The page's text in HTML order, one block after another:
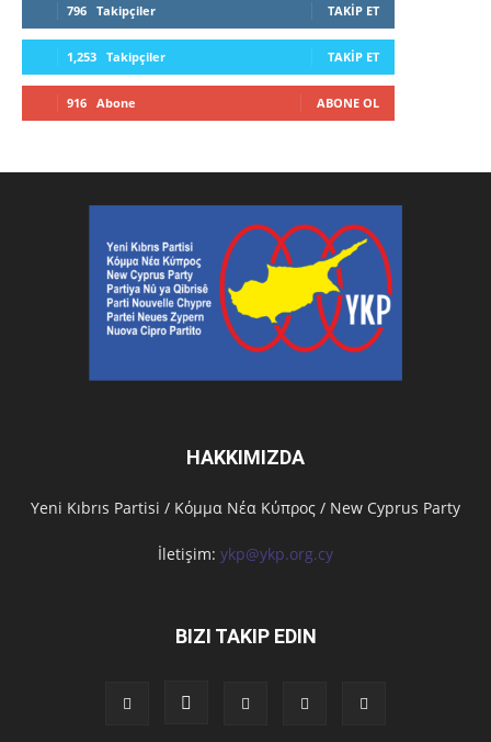
796 Takipçiler TAKIP ET
1,253 Takipçiler TAKIP ET
916 Abone ABONE OL
HAKKIMIZDA
Υeni Kıbrıs Partisi / Κόμμα Νέα Κύπρος / New Cyprus Party
İletişim: ykp@ykp.org.cy
BIZI TAKIP EDIN